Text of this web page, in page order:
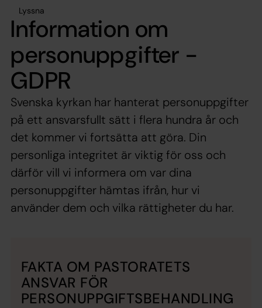
Lyssna
Information om
personuppgifter -
GDPR
Svenska kyrkan har hanterat personuppgifter
på ett ansvarsfullt sätt i flera hundra år och
det kommer vi fortsätta att göra. Din
personliga integritet är viktig för oss och
därför vill vi informera om var dina
personuppgifter hämtas ifrån, hur vi
använder dem och vilka rättigheter du har.
FAKTA OM PASTORATETS
ANSVAR FÖR
PERSONUPPGIFTSBEHANDLING